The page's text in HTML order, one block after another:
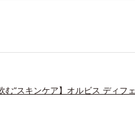
む”スキンケア】オルビス ディフ